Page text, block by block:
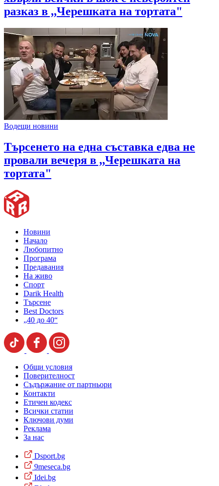
разказ в ,,Черешката на тортата"
Водещи новини
Търсенето на една съставка едва не
провали вечеря в ,,Черешката на
тортата"
Новини
Начало
Любопитно
Програма
Предавания
На живо
Спорт
Darik Health
Търсене
Best Doctors
„40 до 40“
Общи условия
Поверителност
Съдържание от партньори
Контакти
Етичен кодекс
Всички статии
Ключови думи
Реклама
За нас
Dsport.bg
9meseca.bg
Idei.bg